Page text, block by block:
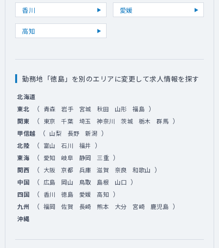
香川
愛媛
高知
勤務地「徳島」を別のエリアに変更して求人情報を探す
北海道
東北
（ 青森 岩手 宮城 秋田 山形 福島 ）
関東 （ 東京 千葉 埼玉 神奈川 茨城 栃木 群馬 ）
甲信越 （ 山梨 長野 新潟 ）
北陸 （ 富山 石川 福井 ）
東海 （ 愛知 岐阜 静岡 三重 ）
関西 （ 大阪 京都 兵庫 滋賀 奈良 和歌山 ）
中国 （ 広島 岡山 鳥取 島根 山口 ）
四国 （ 香川 徳島 愛媛 高知 ）
九州 （ 福岡 佐賀 長崎 熊本 大分 宮崎 鹿児島 ）
沖縄